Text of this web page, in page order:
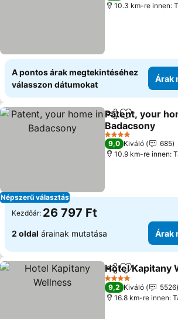
10.3 km-re innen:
A pontos árak megtekintéséhez
válasszon dátumokat
Árak
Népszerű választás
Megosztás
Hozzáadás
Patent, your
Badacsony
4 Kategória
9,0 Kiváló
685
10.9 km-re innen:
Kezdőár: 26 797 Ft
2 oldal árainak mutatása Árak
Megosztás
Hozzáadás
Hotel Kapitany
4 Kategória
9,2 Kiváló
5526
16.8 km-re innen: